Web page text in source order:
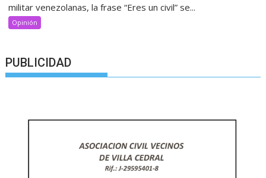
militar venezolanas, la frase “Eres un civil” se...
Opinión
PUBLICIDAD